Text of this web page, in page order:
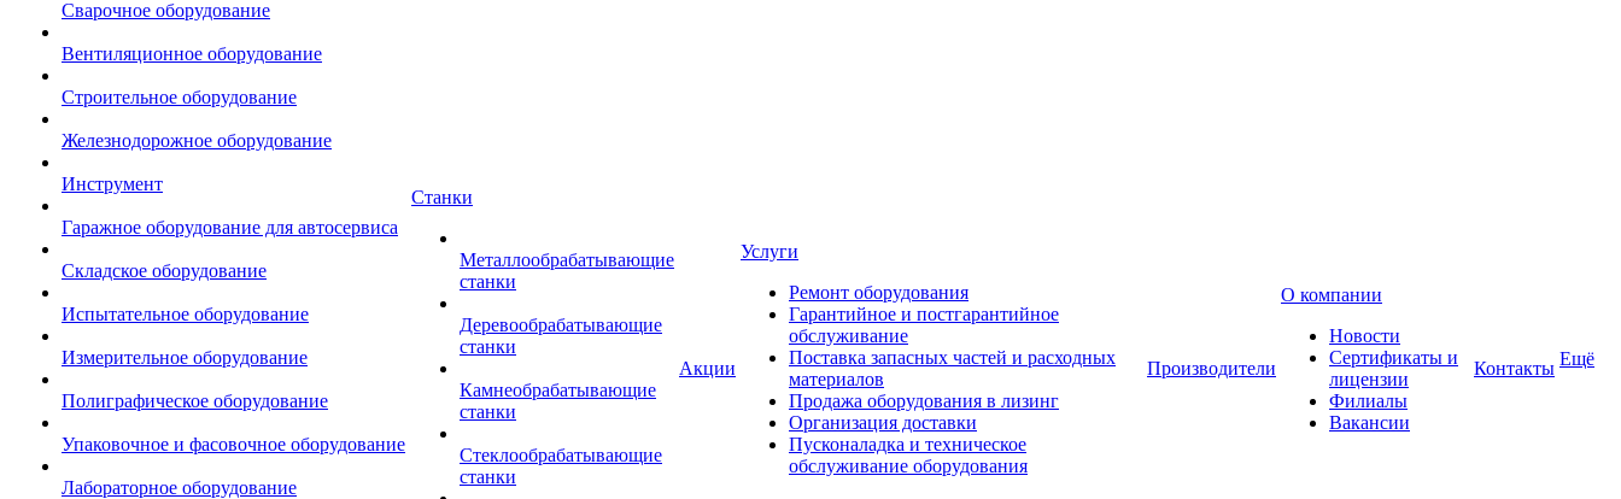
Сварочное оборудование
Вентиляционное оборудование
Строительное оборудование
Железнодорожное оборудование
Инструмент
Гаражное оборудование для автосервиса
Складское оборудование
Испытательное оборудование
Измерительное оборудование
Полиграфическое оборудование
Упаковочное и фасовочное оборудование
Лабораторное оборудование
Станки
Металлообрабатывающие
станки
Деревообрабатывающие
станки
Камнеобрабатывающие
станки
Стеклообрабатывающие
станки
Акции
Услуги
Ремонт оборудования
Гарантийное и постгарантийное
обслуживание
Поставка запасных частей и расходных
материалов
Продажа оборудования в лизинг
Организация доставки
Пусконаладка и техническое
обслуживание оборудования
Производители
О компании
Новости
Сертификаты и
лицензии
Филиалы
Вакансии
Контакты Ещё